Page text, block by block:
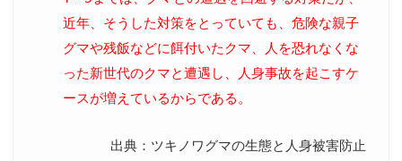
近年、そうした対策をとっていても、危険な親子
グマや残飯などに餌付いたクマ、人を恐れなくな
った新世代のクマと遭遇し、人身事故を起こすケ
ースが増えているからである。
出典：ツキノワグマの生態と人身被害防止